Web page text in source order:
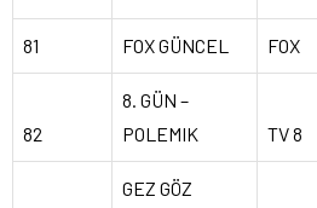
81 FOX GÜNCEL FOX
82
8. GÜN –
POLEMIK
TV 8
GEZ GÖZ